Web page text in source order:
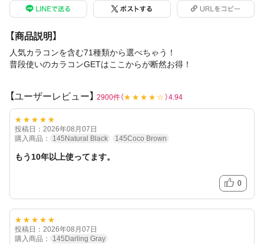
【商品説明】
人気カラコンを含む71種類から選べちゃう！
普段使いのカラコンGETはここからが断然お得！
【ユーザーレビュー】 2900件（★★★★☆ ）4.94
★★★★★
投稿日：2026年08月07日
購入商品：
145Natural Black 145Coco Brown
もう10年以上使ってます。
0
★★★★★
投稿日：2026年08月07日
購入商品：
145Darling Gray